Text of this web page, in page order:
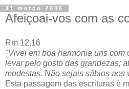
31 março 2006
Afeiçoai-vos com as
Rm 12,16
"Vivei em boa harmonia uns com
levar pelo gosto das grandezas;
modestas. Não sejais sábios aos
Esta passagem das escrituras é